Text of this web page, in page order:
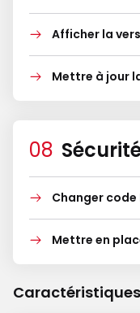
Afficher la
Mettre à jour
Changer code
Mettre en